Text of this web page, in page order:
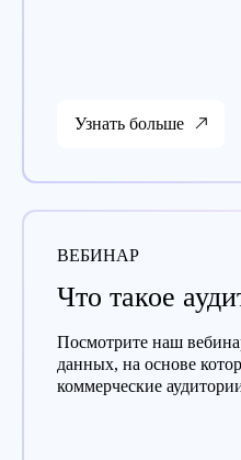
Узнать больше
ВЕБИНАР
Что такое
Посмотрите наш
данных, на основе
коммерческие